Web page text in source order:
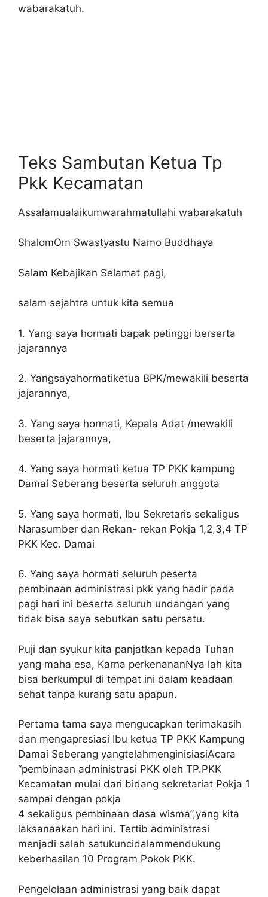
wabarakatuh.
Teks Sambutan Ketua Tp
Pkk Kecamatan
Assalamualaikumwarahmatullahi wabarakatuh
ShalomOm Swastyastu Namo Buddhaya
Salam Kebajikan Selamat pagi,
salam sejahtra untuk kita semua
1. Yang saya hormati bapak petinggi berserta
jajarannya
2. Yangsayahormatiketua BPK/mewakili beserta
jajarannya,
3. Yang saya hormati, Kepala Adat /mewakili
beserta jajarannya,
4. Yang saya hormati ketua TP PKK kampung
Damai Seberang beserta seluruh anggota
5. Yang saya hormati, Ibu Sekretaris sekaligus
Narasumber dan Rekan- rekan Pokja 1,2,3,4 TP
PKK Kec. Damai
6. Yang saya hormati seluruh peserta
pembinaan administrasi pkk yang hadir pada
pagi hari ini beserta seluruh undangan yang
tidak bisa saya sebutkan satu persatu.
Puji dan syukur kita panjatkan kepada Tuhan
yang maha esa, Karna perkenananNya lah kita
bisa berkumpul di tempat ini dalam keadaan
sehat tanpa kurang satu apapun.
Pertama tama saya mengucapkan terimakasih
dan mengapresiasi Ibu ketua TP PKK Kampung
Damai Seberang yangtelahmenginisiasiAcara
“pembinaan administrasi PKK oleh TP.PKK
Kecamatan mulai dari bidang sekretariat Pokja 1
sampai dengan pokja
4 sekaligus pembinaan dasa wisma”,yang kita
laksanaakan hari ini. Tertib administrasi
menjadi salah satukuncidalammendukung
keberhasilan 10 Program Pokok PKK.
Pengelolaan administrasi yang baik dapat